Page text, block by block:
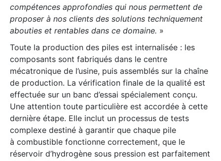
compétences approfondies qui nous permettent de
proposer à nos clients des solutions techniquement
abouties et rentables dans ce domaine. »
Toute la production des piles est internalisée : les
composants sont fabriqués dans le centre
mécatronique de l’usine, puis assemblés sur la chaîne
de production. La vérification finale de la qualité est
effectuée sur un banc d’essai spécialement conçu.
Une attention toute particulière est accordée à cette
dernière étape. Elle inclut un processus de tests
complexe destiné à garantir que chaque pile
à combustible fonctionne correctement, que le
réservoir d’hydrogène sous pression est parfaitement